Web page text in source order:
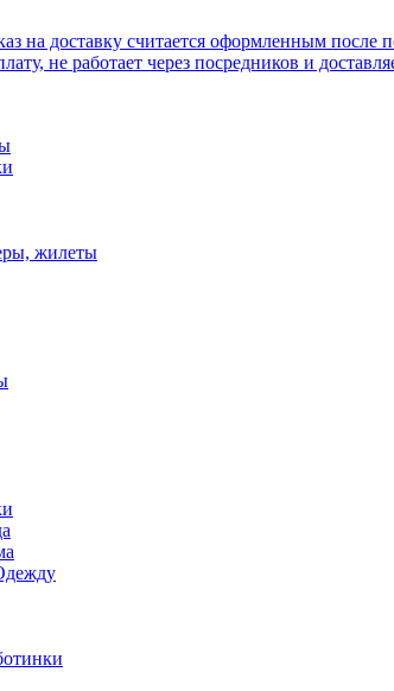
на доставку считается оформленным после
не работает через посредников и
жилеты